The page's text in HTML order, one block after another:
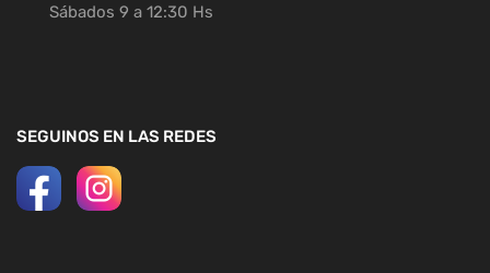
Sábados 9 a 12:30 Hs
SEGUINOS EN LAS REDES